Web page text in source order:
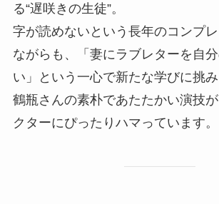
る“遅咲きの生徒”。
字が読めないという長年のコンプ
ながらも、「妻にラブレターを自
い」という一心で新たな学びに挑み
鶴瓶さんの素朴であたたかい演技
クターにぴったりハマっています。